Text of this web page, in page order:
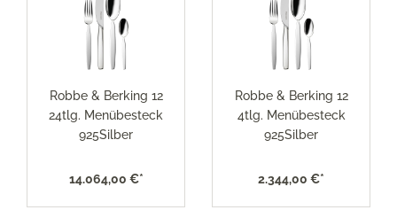
Robbe & Berking 12
24tlg. Menübesteck
925Silber
14.064,00 €*
Robbe & Berking 12
4tlg. Menübesteck
925Silber
2.344,00 €*